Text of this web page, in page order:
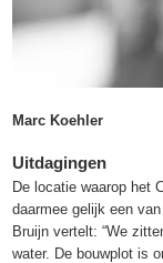
Marc Koehler
Uitdagingen
De locatie waarop het
daarmee gelijk een
Bruijn vertelt: “We
water. De bouwplot is